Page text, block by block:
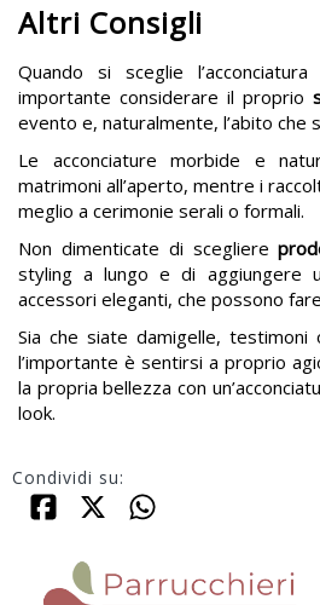
Altri Consigli
Quando si sceglie
importante considerare il proprio
evento e, naturalmente, l’abito che
Le acconciature morbide e
matrimoni all’aperto, mentre i
meglio a cerimonie serali o formali.
Non dimenticate di scegliere
styling a lungo e di aggiungere
accessori eleganti, che possono
Sia che siate damigelle, testimoni
l’importante è sentirsi a proprio
la propria bellezza con
look.
Condividi su: